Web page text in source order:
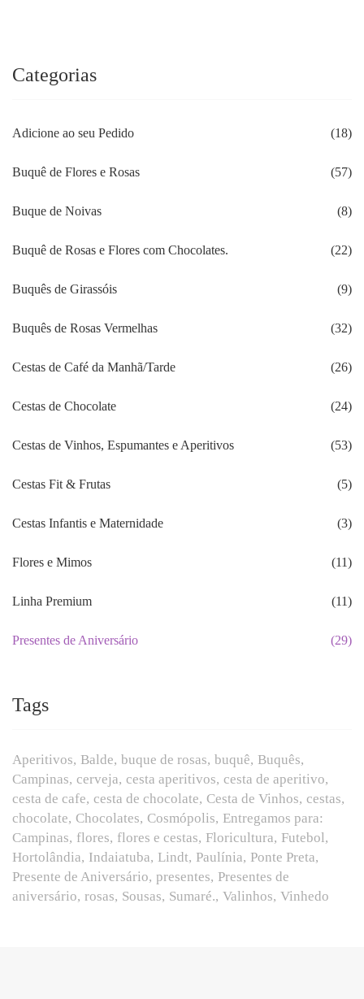
Categorias
Adicione ao seu Pedido (18)
Buquê de Flores e Rosas (57)
Buque de Noivas (8)
Buquê de Rosas e Flores com Chocolates. (22)
Buquês de Girassóis (9)
Buquês de Rosas Vermelhas (32)
Cestas de Café da Manhã/Tarde (26)
Cestas de Chocolate (24)
Cestas de Vinhos, Espumantes e Aperitivos (53)
Cestas Fit & Frutas (5)
Cestas Infantis e Maternidade (3)
Flores e Mimos (11)
Linha Premium (11)
Presentes de Aniversário (29)
Tags
Aperitivos Balde buque de rosas buquê Buquês
Campinas cerveja cesta aperitivos cesta de aperitivo
cesta de cafe cesta de chocolate Cesta de Vinhos cestas
chocolate Chocolates Cosmópolis Entregamos para:
Campinas flores flores e cestas Floricultura Futebol
Hortolândia Indaiatuba Lindt Paulínia Ponte Preta
Presente de Aniversário presentes Presentes de
aniversário rosas Sousas Sumaré. Valinhos Vinhedo